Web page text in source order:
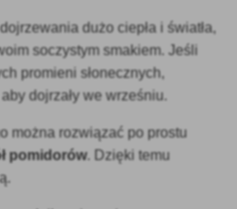
dużo ciepła i światła,
soczystym smakiem. Jeśli
promieni słonecznych,
dojrzały we wrześniu.
można rozwiązać po prostu
pomidorów. Dzięki temu